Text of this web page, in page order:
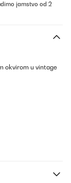
jamstvo od 2
okvirom u vintage